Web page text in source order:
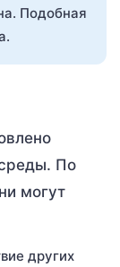
Подобная
По
могут
других